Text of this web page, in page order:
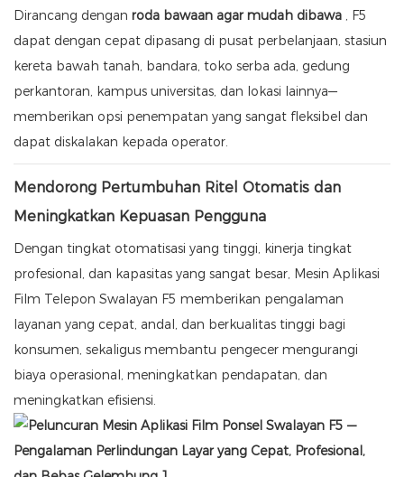
Dirancang dengan roda bawaan agar mudah dibawa , F5
dapat dengan cepat dipasang di pusat perbelanjaan, stasiun
kereta bawah tanah, bandara, toko serba ada, gedung
perkantoran, kampus universitas, dan lokasi lainnya—
memberikan opsi penempatan yang sangat fleksibel dan
dapat diskalakan kepada operator.
Mendorong Pertumbuhan Ritel Otomatis dan
Meningkatkan Kepuasan Pengguna
Dengan tingkat otomatisasi yang tinggi, kinerja tingkat
profesional, dan kapasitas yang sangat besar, Mesin Aplikasi
Film Telepon Swalayan F5 memberikan pengalaman
layanan yang cepat, andal, dan berkualitas tinggi bagi
konsumen, sekaligus membantu pengecer mengurangi
biaya operasional, meningkatkan pendapatan, dan
meningkatkan efisiensi.